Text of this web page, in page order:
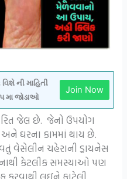
ની માહિતી
મા જોડાઓ
Join Now
જેલ છે. જેનો ઉપયોગ
ઘરના કામમાં થાય છે.
વેસેલીન ચહેરાની ડ્રાયનેસ
કેટલીક સમસ્યાઓ પણ